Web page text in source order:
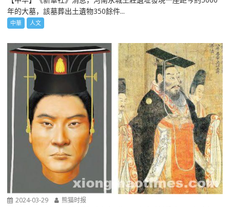
年的大墓，該墓葬出土遺物350餘件...
中華 人文
2024-03-29 熊猫时报